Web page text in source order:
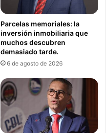
Parcelas memoriales: la
inversión inmobiliaria que
muchos descubren
demasiado tarde.
6 de agosto de 2026